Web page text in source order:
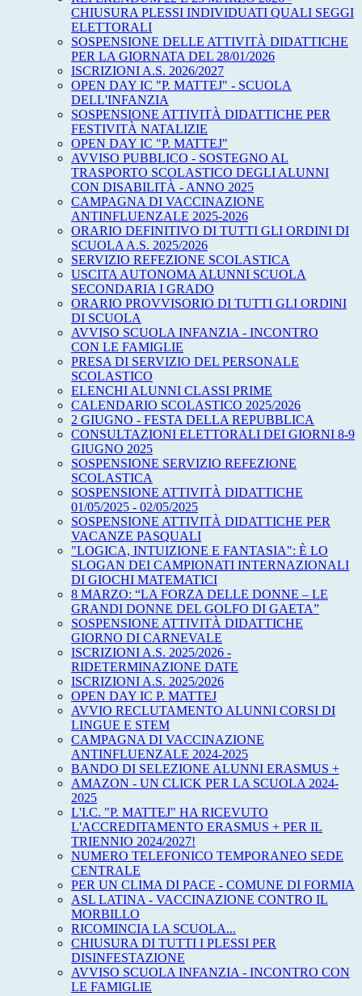
CHIUSURA PLESSI INDIVIDUATI QUALI SEGGI
ELETTORALI
SOSPENSIONE DELLE ATTIVITÀ DIDATTICHE
PER LA GIORNATA DEL 28/01/2026
ISCRIZIONI A.S. 2026/2027
OPEN DAY IC "P. MATTEJ" - SCUOLA
DELL'INFANZIA
SOSPENSIONE ATTIVITÀ DIDATTICHE PER
FESTIVITÀ NATALIZIE
OPEN DAY IC "P. MATTEJ"
AVVISO PUBBLICO - SOSTEGNO AL
TRASPORTO SCOLASTICO DEGLI ALUNNI
CON DISABILITÀ - ANNO 2025
CAMPAGNA DI VACCINAZIONE
ANTINFLUENZALE 2025-2026
ORARIO DEFINITIVO DI TUTTI GLI ORDINI DI
SCUOLA A.S. 2025/2026
SERVIZIO REFEZIONE SCOLASTICA
USCITA AUTONOMA ALUNNI SCUOLA
SECONDARIA I GRADO
ORARIO PROVVISORIO DI TUTTI GLI ORDINI
DI SCUOLA
AVVISO SCUOLA INFANZIA - INCONTRO
CON LE FAMIGLIE
PRESA DI SERVIZIO DEL PERSONALE
SCOLASTICO
ELENCHI ALUNNI CLASSI PRIME
CALENDARIO SCOLASTICO 2025/2026
2 GIUGNO - FESTA DELLA REPUBBLICA
CONSULTAZIONI ELETTORALI DEI GIORNI 8-9
GIUGNO 2025
SOSPENSIONE SERVIZIO REFEZIONE
SCOLASTICA
SOSPENSIONE ATTIVITÀ DIDATTICHE
01/05/2025 - 02/05/2025
SOSPENSIONE ATTIVITÀ DIDATTICHE PER
VACANZE PASQUALI
"LOGICA, INTUIZIONE E FANTASIA": È LO
SLOGAN DEI CAMPIONATI INTERNAZIONALI
DI GIOCHI MATEMATICI
8 MARZO: “LA FORZA DELLE DONNE – LE
GRANDI DONNE DEL GOLFO DI GAETA”
SOSPENSIONE ATTIVITÀ DIDATTICHE
GIORNO DI CARNEVALE
ISCRIZIONI A.S. 2025/2026 -
RIDETERMINAZIONE DATE
ISCRIZIONI A.S. 2025/2026
OPEN DAY IC P. MATTEJ
AVVIO RECLUTAMENTO ALUNNI CORSI DI
LINGUE E STEM
CAMPAGNA DI VACCINAZIONE
ANTINFLUENZALE 2024-2025
BANDO DI SELEZIONE ALUNNI ERASMUS +
AMAZON - UN CLICK PER LA SCUOLA 2024-
2025
L'I.C. "P. MATTEJ" HA RICEVUTO
L'ACCREDITAMENTO ERASMUS + PER IL
TRIENNIO 2024/2027!
NUMERO TELEFONICO TEMPORANEO SEDE
CENTRALE
PER UN CLIMA DI PACE - COMUNE DI FORMIA
ASL LATINA - VACCINAZIONE CONTRO IL
MORBILLO
RICOMINCIA LA SCUOLA...
CHIUSURA DI TUTTI I PLESSI PER
DISINFESTAZIONE
AVVISO SCUOLA INFANZIA - INCONTRO CON
LE FAMIGLIE